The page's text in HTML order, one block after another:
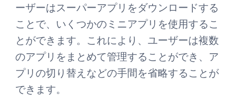
ーザーはスーパーアプリをダウンロードする
ことで、いくつかのミニアプリを使用するこ
とができます。これにより、ユーザーは複数
のアプリをまとめて管理することができ、ア
プリの切り替えなどの手間を省略することが
できます。